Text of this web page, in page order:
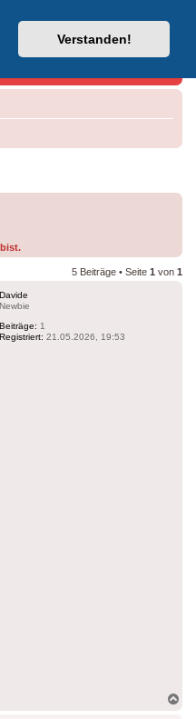
Verstanden!
Helpdesk
5 Beiträge • Seite 1 von 1
Davide
Newbie
Beiträge: 1
Registriert: 21.05.2026, 19:53